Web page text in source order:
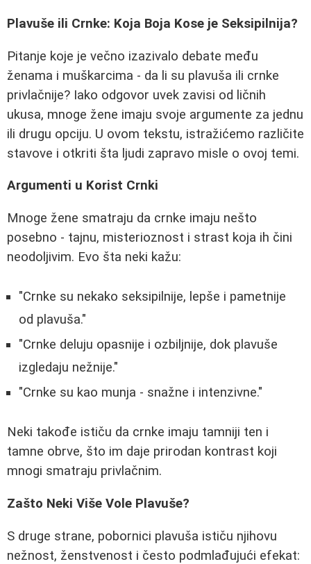
Plavuše ili Crnke: Koja Boja Kose je Seksipilnija?
Pitanje koje je večno izazivalo debate među
ženama i muškarcima - da li su plavuša ili crnke
privlačnije? Iako odgovor uvek zavisi od ličnih
ukusa, mnoge žene imaju svoje argumente za jednu
ili drugu opciju. U ovom tekstu, istražićemo različite
stavove i otkriti šta ljudi zapravo misle o ovoj temi.
Argumenti u Korist Crnki
Mnoge žene smatraju da crnke imaju nešto
posebno - tajnu, misterioznost i strast koja ih čini
neodoljivim. Evo šta neki kažu:
"Crnke su nekako seksipilnije, lepše i pametnije
od plavuša."
"Crnke deluju opasnije i ozbiljnije, dok plavuše
izgledaju nežnije."
"Crnke su kao munja - snažne i intenzivne."
Neki takođe ističu da crnke imaju tamniji ten i
tamne obrve, što im daje prirodan kontrast koji
mnogi smatraju privlačnim.
Zašto Neki Više Vole Plavuše?
S druge strane, pobornici plavuša ističu njihovu
nežnost, ženstvenost i često podmlađujući efekat: